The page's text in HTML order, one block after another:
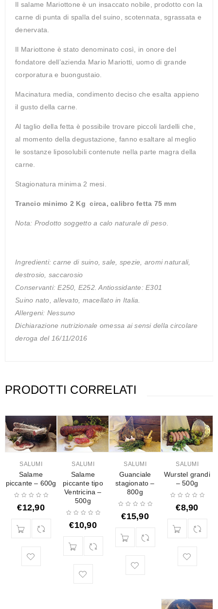
Il salame Mariottone è un insaccato nobile, prodotto con la
carne di punta di spalla del suino, scotennata, sgrassata e
denervata.
Il Mariottone è stato denominato così, in onore del
fondatore dell’azienda Mario Mariotti, uomo di grande
corporatura e buongustaio.
Macinatura media, condimento deciso che esalta appieno
il gusto della carne.
Al taglio della fetta è possibile trovare piccoli lardelli che,
al momento della degustazione, fanno esaltare al meglio
le sostanze liposolubili contenute nella parte magra della
carne.
Stagionatura minima 2 mesi.
Trancio minimo 2 Kg circa, calibro fetta 75 mm
Nota: Prodotto soggetto a calo naturale di peso.
Ingredienti: carne di suino, sale, spezie, aromi naturali,
destrosio, saccarosio
Conservanti: E250, E252. Antiossidante: E301
Suino nato, allevato, macellato in Italia.
Allergeni: Nessuno
Dichiarazione nutrizionale omessa ai sensi della circolare
deroga del 16/11/2016
PRODOTTI CORRELATI
SALUMI
Salame
piccante – 600g
€12,90
SALUMI
Salame
piccante tipo
Ventricina –
500g
€10,90
SALUMI
Guanciale
stagionato –
800g
€15,90
SALUMI
Wurstel grandi
– 500g
€8,90